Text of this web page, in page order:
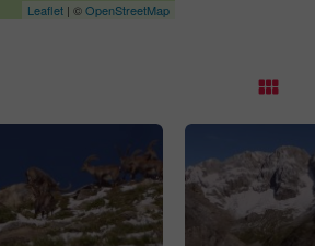
Leaflet| ©OpenStreetMap
Appeler